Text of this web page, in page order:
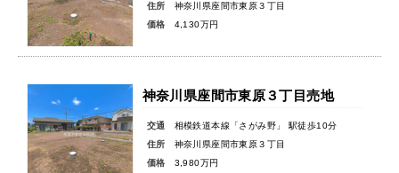
住所
神奈川県座間市東原３丁目
価格
4,130万円
神奈川県座間市東原３丁目売地
交通
相模鉄道本線「さがみ野」 駅徒歩10分
住所
神奈川県座間市東原３丁目
価格
3,980万円